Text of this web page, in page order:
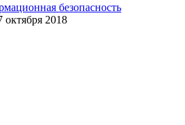
безопасность
октября 2018